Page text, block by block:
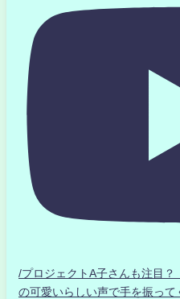
/プロジェクトA子さんも注
の可愛いらしい声で手を振っ